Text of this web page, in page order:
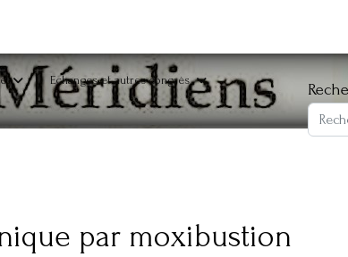
Echanges et autres congrès
par moxibustion